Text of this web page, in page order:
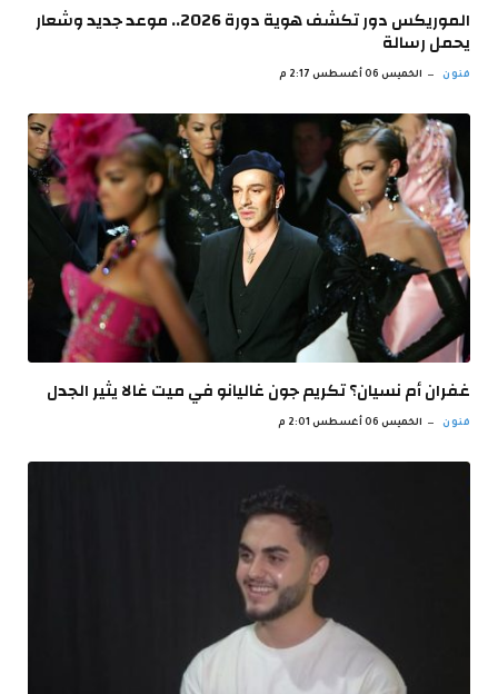
الموريكس دور تكشف هوية دورة 2026.. موعد جديد وشعار
يحمل رسالة
فنون الخميس 06 أغسطس 2:17 م
غفران أم نسيان؟ تكريم جون غاليانو في ميت غالا يثير الجدل
فنون الخميس 06 أغسطس 2:01 م